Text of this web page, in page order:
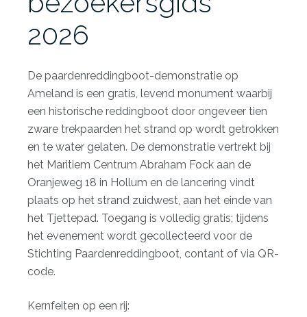
2026
De paardenreddingboot-demonstratie op
Ameland is een gratis, levend monument waarbij
een historische reddingboot door ongeveer tien
zware trekpaarden het strand op wordt getrokken
en te water gelaten. De demonstratie vertrekt bij
het Maritiem Centrum Abraham Fock aan de
Oranjeweg 18 in Hollum en de lancering vindt
plaats op het strand zuidwest, aan het einde van
het Tjettepad. Toegang is volledig gratis; tijdens
het evenement wordt gecollecteerd voor de
Stichting Paardenreddingboot, contant of via QR-
code.
Kernfeiten op een rij: